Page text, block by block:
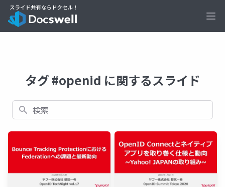
タグ #openid に関するスライド
検索